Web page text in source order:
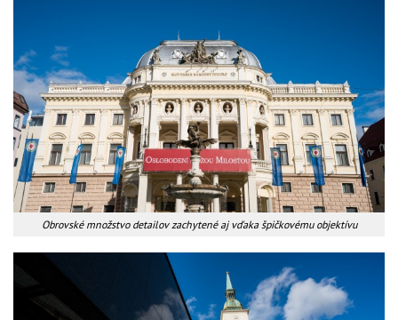
Obrovské množstvo detailov zachytené aj vďaka špičkovému objektívu